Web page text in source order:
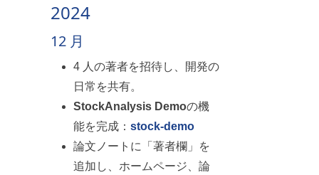
2024
12 月
4 人の著者を招待し、開発の
日常を共有。
StockAnalysis Demoの機
能を完成：stock-demo
論文ノートに「著者欄」を
追加し、ホームページ、論